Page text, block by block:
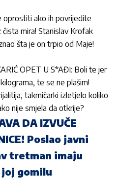
oprostiti ako ih povrijedite
mira! Stanislav Krofak
šta je on trpio od Maje!
OPET U S*AĐI: Boli te jer
te se ne plašim!
takmičarki izletjelo koliko
nije smjela da otkrije?
DA IZVUČE
Poslao javni
tretman imaju
gomilu